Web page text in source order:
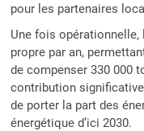
pour les partenaires
Une fois opérationnelle,
propre par an,
de compenser 330 000
contribution
de porter la part des
énergétique d’ici 2030.